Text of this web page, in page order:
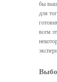
бы
для
всем